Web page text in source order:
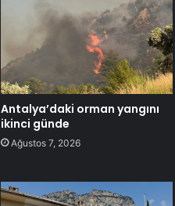
Antalya’daki orman yangını
ikinci günde
Ağustos 7, 2026